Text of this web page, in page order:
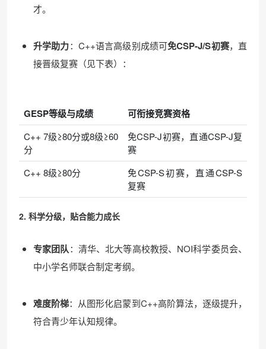
才。
升学助力：C++语言高级别成绩可免CSP-J/S初赛，直
接晋级复赛（见下表）：
GESP等级与成绩 可衔接竞赛资格
C++ 7级≥80分或8级≥60
分
免CSP-J初赛，直通CSP-J复
赛
C++ 8级≥80分
免CSP-S初赛，直通CSP-S
复赛
2. 科学分级，贴合能力成长
专家团队：清华、北大等高校教授、NOI科学委员会、
中小学名师联合制定考纲。
难度阶梯：从图形化启蒙到C++高阶算法，逐级提升，
符合青少年认知规律。